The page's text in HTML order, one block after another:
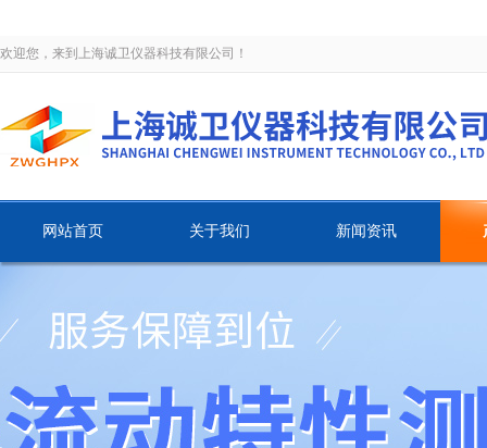
欢迎您，来到上海诚卫仪器科技有限公司！
网站首页 关于我们 新闻资讯